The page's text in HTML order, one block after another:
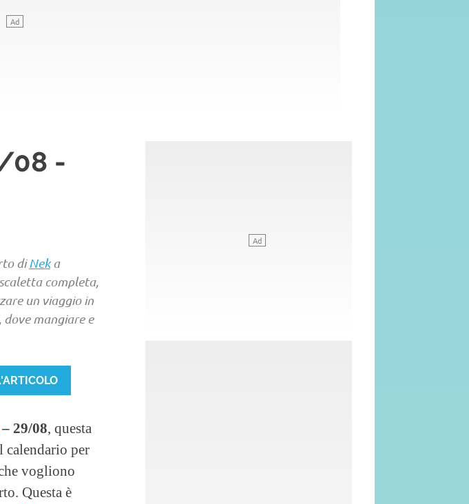
08 -
diNeka
completa,
un viaggio in
mangiare e
– 29/08 , questa
calendario per
vogliono
Questa è